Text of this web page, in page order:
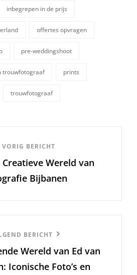
inbegrepen in de prijs
offertes opvragen
pre-weddingshoot
trouwfotograaf prints
trouwfotograaf
VORIG BERICHT
Wereld van
Bijbanen
BERICHT
Wereld van Ed van
Iconische Foto’s en